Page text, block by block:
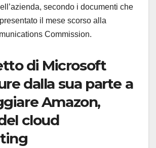
secondo i documenti che
il mese scorso alla
Commission.
di Microsoft
dalla sua parte a
Amazon,
cloud